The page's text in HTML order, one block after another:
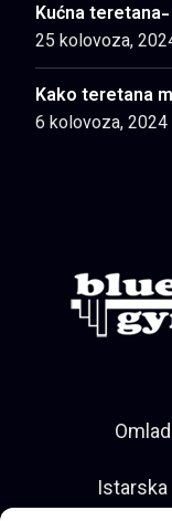
Kućna
25 kolovoza,
Kako teretana
6 kolovoza, 2024